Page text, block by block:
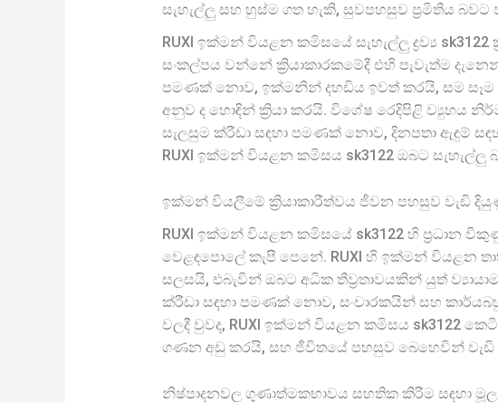
සැහැල්ලු සහ හුස්ම ගත හැකි, සුවපහසුව ප්‍රමිතිය බවට
RUXI ඉක්මන් වියළන කමිසයේ සැහැල්ලු ද්‍රව්‍ය
සංකල්පය වන්නේ ක්‍රියාකාරකමේදී එහි පැවැත්ම
පමණක් නොව, ඉක්මනින් දහඩිය ඉවත් කරයි, සම සෑම
අනුව ද හොඳින් ක්‍රියා කරයි. විශේෂ රෙදිපිළි ව්‍යුහය
සැලසුම ක්රීඩා සඳහා පමණක් නොව, දිනපතා ඇඳුම්
RUXI ඉක්මන් වියළන කමිසය sk3122 ඔබට
ඉක්මන් වියලීමේ ක්‍රියාකාරීත්වය ජීවන පහසුව වැඩි
RUXI ඉක්මන් වියළන කමිසයේ sk3122 හි ප්‍රධාන
වෙළඳපොලේ කැපී පෙනේ. RUXI හි ඉක්මන්
සලසයි, එබැවින් ඔබට අධික තීව්‍රතාවයකින් යුත්
ක්රීඩා සඳහා පමණක් නොව, සංචාරකයින් සහ
වලදී වුවද, RUXI ඉක්මන් වියළන කමිසය sk3122
ගණන අඩු කරයි, සහ ජීවිතයේ පහසුව බෙහෙවින් වැඩි
නිෂ්පාදනවල ගුණාත්මකභාවය සහතික කිරීම සඳහා